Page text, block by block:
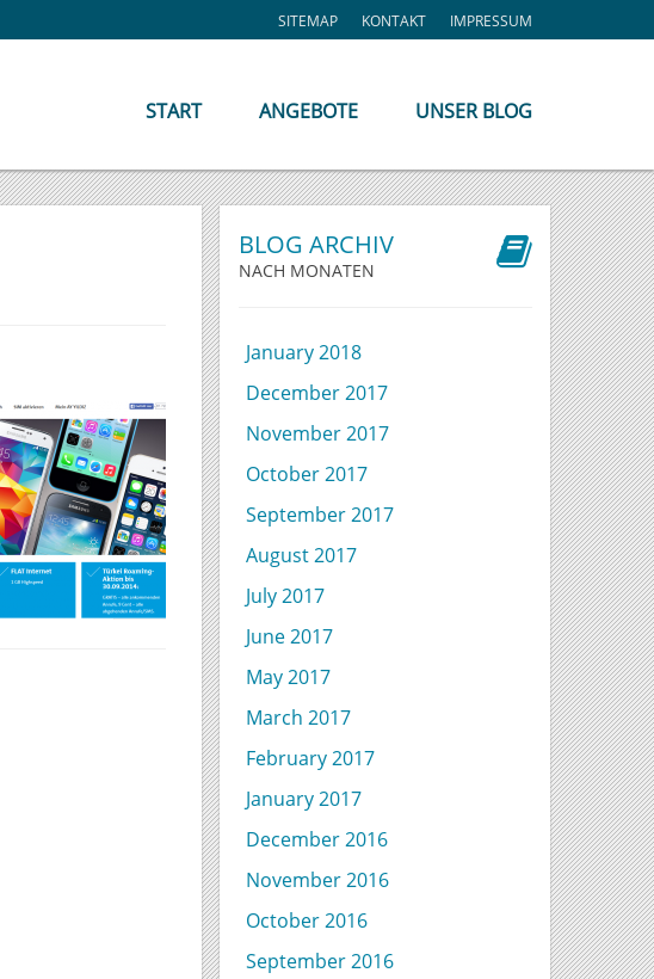
SITEMAP KONTAKT IMPRESSUM
START ANGEBOTE UNSER BLOG
BLOG ARCHIV
NACH MONATEN
January 2018
December 2017
November 2017
October 2017
September 2017
August 2017
July 2017
June 2017
May 2017
March 2017
February 2017
January 2017
December 2016
November 2016
October 2016
September 2016